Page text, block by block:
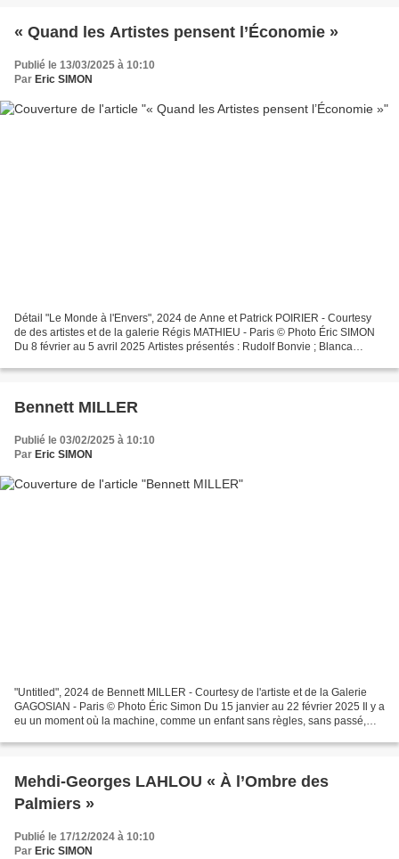
« Quand les Artistes pensent l’Économie »
Publié le 13/03/2025 à 10:10
Par Eric SIMON
Détail "Le Monde à l'Envers", 2024 de Anne et Patrick POIRIER - Courtesy
de des artistes et de la galerie Régis MATHIEU - Paris © Photo Éric SIMON
Du 8 février au 5 avril 2025 Artistes présentés : Rudolf Bonvie ; Blanca
Bennett MILLER
Publié le 03/02/2025 à 10:10
Par Eric SIMON
"Untitled", 2024 de Bennett MILLER - Courtesy de l'artiste et de la Galerie
GAGOSIAN - Paris © Photo Éric Simon Du 15 janvier au 22 février 2025 Il y a
eu un moment où la machine, comme un enfant sans règles, sans passé,
Mehdi-Georges LAHLOU « À l’Ombre des
Palmiers »
Publié le 17/12/2024 à 10:10
Par Eric SIMON